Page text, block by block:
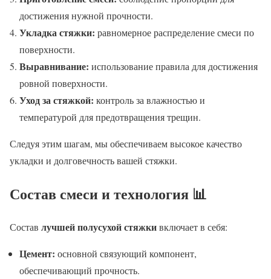
достижения нужной прочности.
Укладка стяжки: равномерное распределение смеси по
поверхности.
Выравнивание: использование правила для достижения
ровной поверхности.
Уход за стяжкой: контроль за влажностью и
температурой для предотвращения трещин.
Следуя этим шагам, мы обеспечиваем высокое качество
укладки и долговечность вашей стяжки.
Состав смеси и технология 📊
Состав лучшей полусухой стяжкивключает в себя:
Цемент: основной связующий компонент,
обеспечивающий прочность.